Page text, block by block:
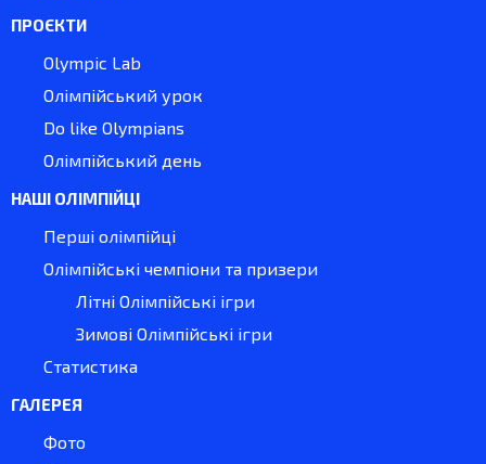
ПРОЄКТИ
Olympic Lab
Олімпійський урок
Do like Olympians
Олімпійський день
НАШІ ОЛІМПІЙЦІ
Перші олімпійці
Олімпійські чемпіони та призери
Літні Олімпійські ігри
Зимові Олімпійські ігри
Статистика
ГАЛЕРЕЯ
Фото